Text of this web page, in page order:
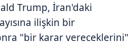
Trump, İran'daki
ilişkin bir
"bir karar vereceklerini"